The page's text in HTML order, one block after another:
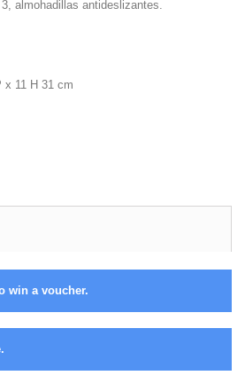
almohadillas antideslizantes.
x 11 H 31 cm
win a voucher.